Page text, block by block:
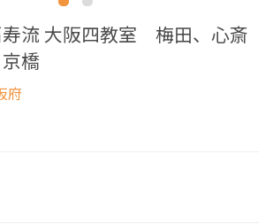
流 大阪四教室 梅田、心斎
橋
府